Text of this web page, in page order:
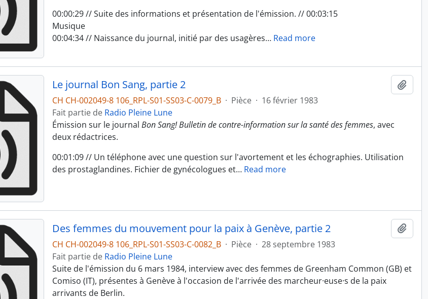
00:00:29 // Suite des informations et présentation de l'émission. // 00:03:15
Musique
00:04:34 // Naissance du journal, initié par des usagères… Read more
Le journal Bon Sang, partie 2
CH CH-002049-8 106_RPL-S01-SS03-C-0079_B · Pièce · 16 février 1983
Fait partie de Radio Pleine Lune
Émission sur le journal Bon Sang! Bulletin de contre-information sur la santé des femmes, avec
deux rédactrices.
00:01:09 // Un téléphone avec une question sur l'avortement et les échographies. Utilisation
des prostaglandines. Fichier de gynécologues et… Read more
Des femmes du mouvement pour la paix à Genève, partie 2
CH CH-002049-8 106_RPL-S01-SS03-C-0082_B · Pièce · 28 septembre 1983
Fait partie de Radio Pleine Lune
Suite de l'émission du 6 mars 1984, interview avec des femmes de Greenham Common (GB) et
Comiso (IT), présentes à Genève à l'occasion de l'arrivée des marcheur·euse·s de la paix
arrivants de Berlin.